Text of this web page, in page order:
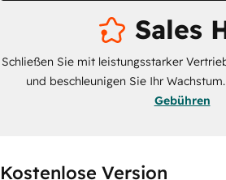
Sales
Schließen Sie mit leistungsstarker
und beschleunigen Sie Ihr Wachstum.
Gebühren
Kostenlose Version